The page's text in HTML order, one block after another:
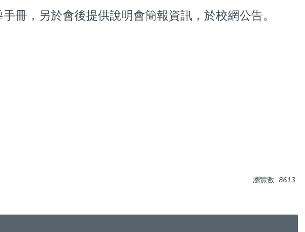
冊，另於會後提供說明會簡報資訊，於校網公告。
瀏覽數: 8613